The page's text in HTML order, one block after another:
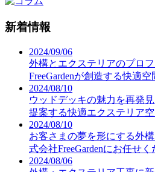
新着情報
2024/09/06
外構とエクステリアのプロ
FreeGardenが創造する快適空
2024/08/10
ウッドデッキの魅力を再発
提案する快適エクステリア空
2024/08/10
お客さまの夢を形にする外
式会社FreeGardenにお任せく
2024/08/06